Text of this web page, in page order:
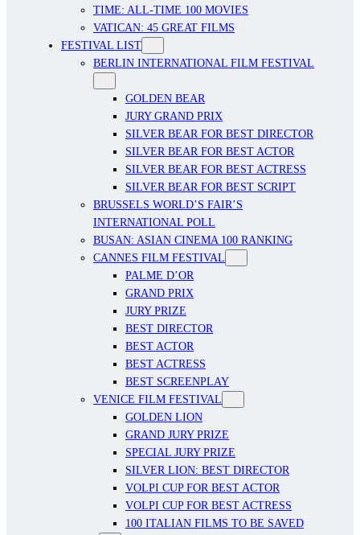
TIME: ALL-TIME 100 MOVIES
VATICAN: 45 GREAT FILMS
FESTIVAL LIST
BERLIN INTERNATIONAL FILM FESTIVAL
GOLDEN BEAR
JURY GRAND PRIX
SILVER BEAR FOR BEST DIRECTOR
SILVER BEAR FOR BEST ACTOR
SILVER BEAR FOR BEST ACTRESS
SILVER BEAR FOR BEST SCRIPT
BRUSSELS WORLD’S FAIR’S
INTERNATIONAL POLL
BUSAN: ASIAN CINEMA 100 RANKING
CANNES FILM FESTIVAL
PALME D’OR
GRAND PRIX
JURY PRIZE
BEST DIRECTOR
BEST ACTOR
BEST ACTRESS
BEST SCREENPLAY
VENICE FILM FESTIVAL
GOLDEN LION
GRAND JURY PRIZE
SPECIAL JURY PRIZE
SILVER LION: BEST DIRECTOR
VOLPI CUP FOR BEST ACTOR
VOLPI CUP FOR BEST ACTRESS
100 ITALIAN FILMS TO BE SAVED